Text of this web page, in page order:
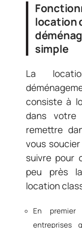
location
simple
La
consiste à
dans votre
remettre
vous
suivre pour
peu près
location
En
entreprises